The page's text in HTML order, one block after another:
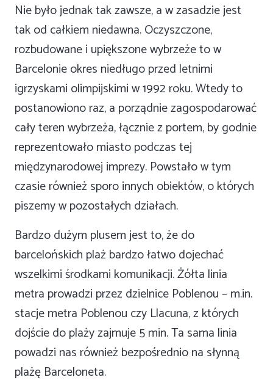
Nie było jednak tak zawsze, a w zasadzie jest
tak od całkiem niedawna. Oczyszczone,
rozbudowane i upiększone wybrzeże to w
Barcelonie okres niedługo przed letnimi
igrzyskami olimpijskimi w 1992 roku. Wtedy to
postanowiono raz, a porządnie zagospodarować
cały teren wybrzeża, łącznie z portem, by godnie
reprezentowało miasto podczas tej
międzynarodowej imprezy. Powstało w tym
czasie również sporo innych obiektów, o których
piszemy w pozostałych działach.
Bardzo dużym plusem jest to, że do
barcelońskich plaż bardzo łatwo dojechać
wszelkimi środkami komunikacji. Żółta linia
metra prowadzi przez dzielnice Poblenou – m.in.
stacje metra Poblenou czy Llacuna, z których
dojście do plaży zajmuje 5 min. Ta sama linia
powadzi nas również bezpośrednio na słynną
plażę Barceloneta.